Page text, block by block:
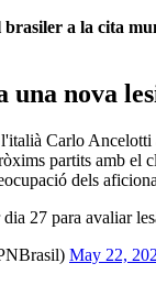
brasiler a la cita
una nova
Carlo
partits amb el
dels
27 para avaliar
May 22,